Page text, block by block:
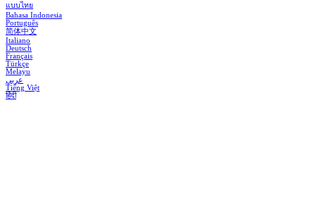
แบบไทย
Bahasa Indonesia
Português
简体中文
Italiano
Deutsch
Français
Türkçe
Melayu
عربي
Tiếng Việt
हिंदी